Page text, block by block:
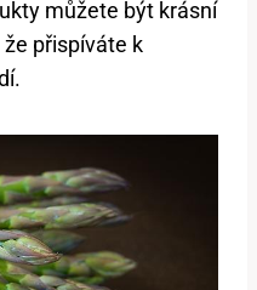
můžete být krásní
přispíváte k